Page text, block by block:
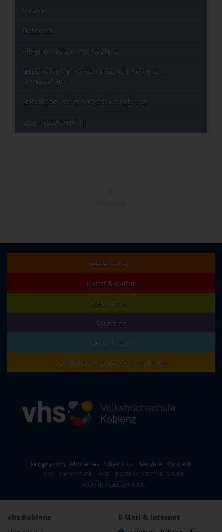
Partner
Dozenten
Allgemeines zur vhs-Koblenz
Geschichte der Volkshochschule Koblenz in
Jahreszahlen
Leitbild der Volkshochschule Koblenz
Qualitätssicherung
Gesellschaft
Kunst & Kultur
Gesundheit
Sprachen
Beruf & EDV
Schulabschlüsse & Grundbildung
Programm Aktuelles Über uns Service Kontakt
FAQ IMPRESSUM AGB
DATENSCHUTZERKLÄRUNG
WIDERRUFSBELEHRUNG
vhs Koblenz
E-Mail & Internet